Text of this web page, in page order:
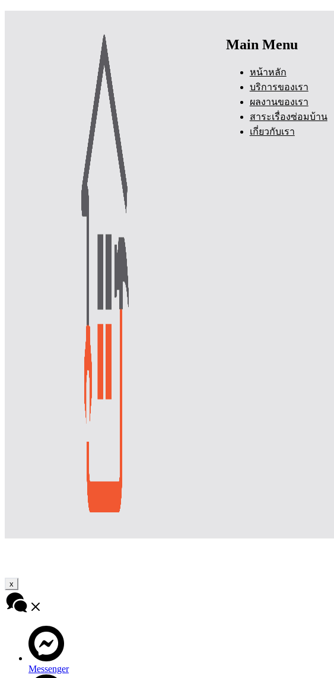
Main Menu
หน้าหลัก
บริการของเรา
ผลงานของเรา
สาระเรื่องซ่อมบ้าน
เกี่ยวกับเรา
x
Messenger